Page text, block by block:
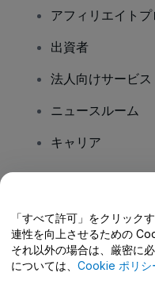
アフィリエイト
出資者
法人向けサービス
ニュースルーム
キャリア
ヘルプセンター /
「すべて許可」をクリック
連性を向上させるための
それ以外の場合は、厳密に
については、 Cookie ポリシ